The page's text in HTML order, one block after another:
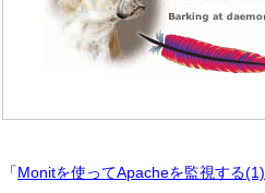
「Monitを使ってApacheを監視する(1)